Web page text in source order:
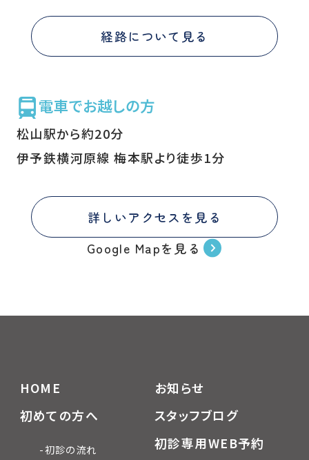
経路について見る
電車でお越しの方
松山駅から約20分
伊予鉄横河原線 梅本駅より徒歩1分
詳しいアクセスを見る
Google Mapを見る
HOME
初めての方へ
-初診の流れ
お知らせ
スタッフブログ
初診専用WEB予約